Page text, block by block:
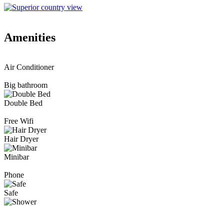
Amenities
Air Conditioner
Big bathroom
Double Bed
Free Wifi
Hair Dryer
Minibar
Phone
Safe